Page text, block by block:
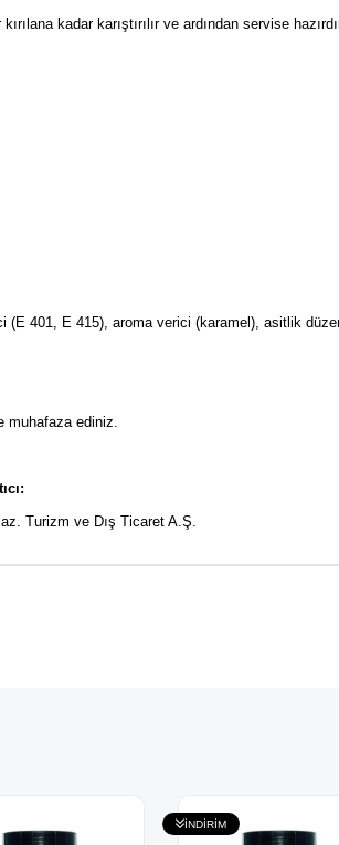
kadar karıştırılır ve ardından servise
(E 401, E 415), aroma verici (karamel), asitlik
muhafaza ediniz.
Turizm ve Dış Ticaret A.Ş.